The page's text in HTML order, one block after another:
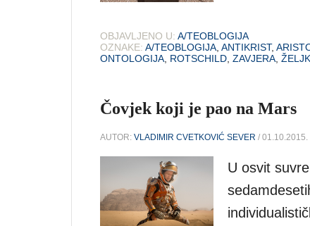
OBJAVLJENO U: A/TEOBLOGIJA
OZNAKE: A/TEOBLOGIJA ANTIKRIST,
ONTOLOGIJA ROTSCHILD ZAVJERA
Čovjek koji je pao na Mars
AUTOR: VLADIMIR CVETKOVIĆ SEVER / 01.10.2015.
U osvit